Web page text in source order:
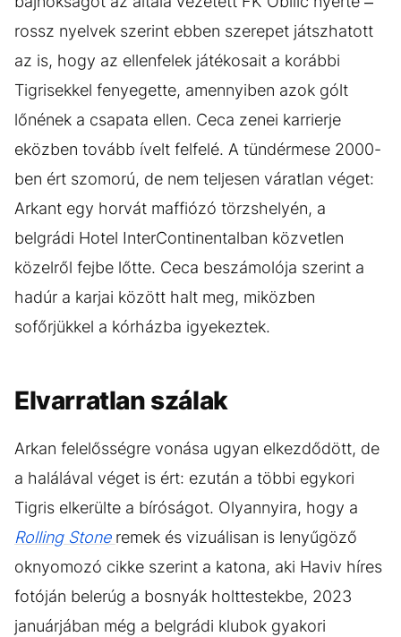
rossz nyelvek szerint ebben szerepet játszhatott
az is, hogy az ellenfelek játékosait a korábbi
Tigrisekkel fenyegette, amennyiben azok gólt
lőnének a csapata ellen. Ceca zenei karrierje
eközben tovább ívelt felfelé. A tündérmese 2000-
ben ért szomorú, de nem teljesen váratlan véget:
Arkant egy horvát maffiózó törzshelyén, a
belgrádi Hotel InterContinentalban közvetlen
közelről fejbe lőtte. Ceca beszámolója szerint a
hadúr a karjai között halt meg, miközben
sofőrjükkel a kórházba igyekeztek.
Elvarratlan szálak
Arkan felelősségre vonása ugyan elkezdődött, de
a halálával véget is ért: ezután a többi egykori
Tigris elkerülte a bíróságot. Olyannyira, hogy a
Rolling Stone remek és vizuálisan is lenyűgöző
oknyomozó cikke szerint a katona, aki Haviv híres
fotóján belerúg a bosnyák holttestekbe, 2023
januárjában még a belgrádi klubok gyakori